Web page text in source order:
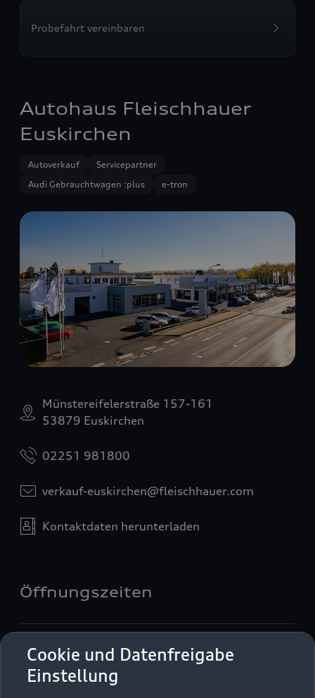
Cookie und Datenfreigabe
Einstellung
Probefahrt vereinbaren
Autohaus Fleischhauer
Euskirchen
Autoverkauf
Servicepartner
Audi Gebrauchtwagen :plus
e-tron
Münstereifelerstraße 157-161
53879 Euskirchen
02251 981800
verkauf-euskirchen@fleischhauer.com
Kontaktdaten herunterladen
Öffnungszeiten
Geschlossen ,öffnet am Montag 07:15